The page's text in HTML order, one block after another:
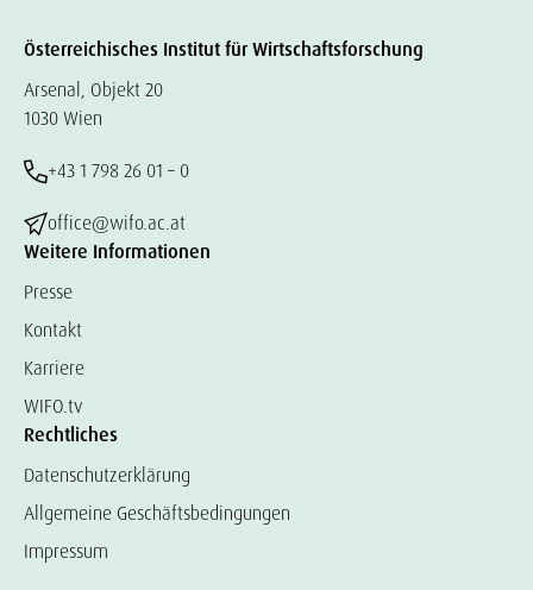
Österreichisches Institut für Wirtschaftsforschung
Arsenal, Objekt 20
1030 Wien
+43 1 798 26 01 – 0
office@wifo.ac.at
Weitere Informationen
Presse
Kontakt
Karriere
WIFO.tv
Rechtliches
Datenschutzerklärung
Allgemeine Geschäftsbedingungen
Impressum